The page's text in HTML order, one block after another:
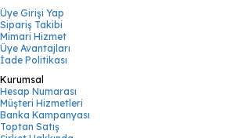
Üye Girişi Yap
Sipariş Takibi
Mimari Hizmet
Üye Avantajları
İade Politikası
Kurumsal
Hesap Numarası
Müşteri Hizmetleri
Banka Kampanyası
Toptan Satış